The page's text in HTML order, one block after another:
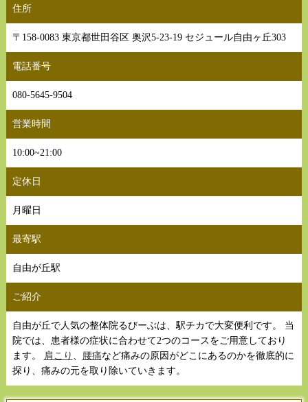
住所
〒158-0083 東京都世田谷区 奥沢5-23-19 セジュール自由ヶ丘303
電話番号
080-5645-9504
営業時間
10:00~21:00
定休日
月曜日
最寄駅
自由が丘駅
ご紹介
自由が丘で人気の整体院るびーぶは、駅チカで大変便利です。 当
院では、患者様の症状に合わせて2つのコースをご用意しており
ます。
肩こり 腰痛など痛みの原因がどこにあるのかを徹底的に
探り、痛みの元を取り除いていきます。